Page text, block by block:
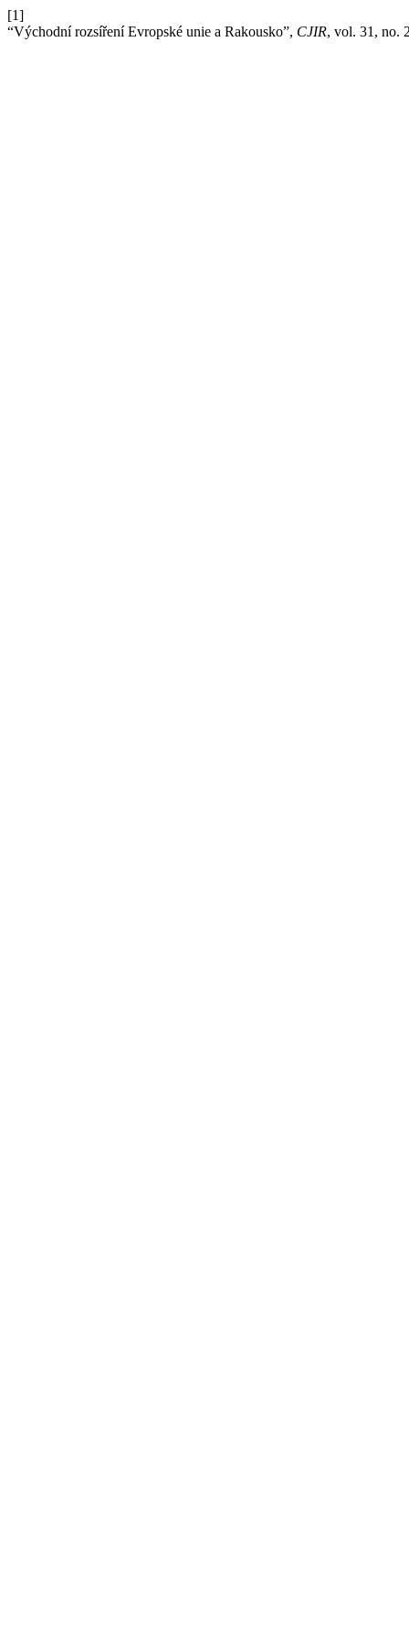
[1]
“Východní rozsíření Evropské unie a Rakousko”, CJIR, vol. 31, no.